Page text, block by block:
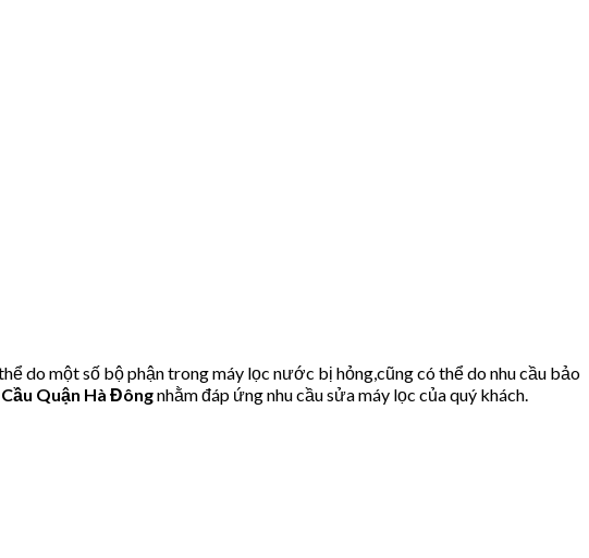
do một số bộ phận trong máy lọc nước bị hỏng,cũng có thể do nhu cầu bảo
Quận Hà Đôngnhằm đáp ứng nhu cầu sửa máy lọc của quý khách.